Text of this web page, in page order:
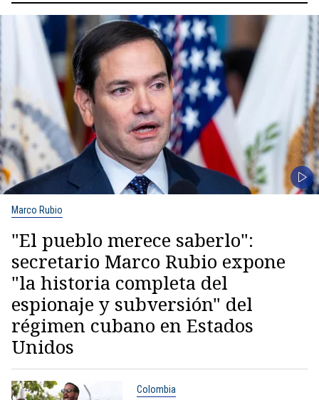
Marco Rubio
"El pueblo merece saberlo":
secretario Marco Rubio expone
"la historia completa del
espionaje y subversión" del
régimen cubano en Estados
Unidos
Colombia